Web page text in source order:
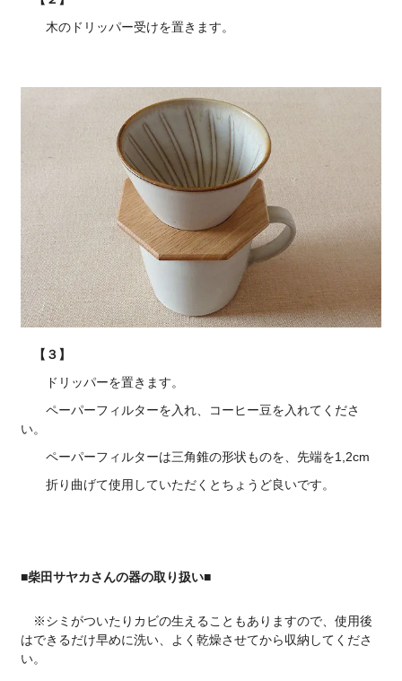
木のドリッパー受けを置きます。
【３】
ドリッパーを置きます。
ペーパーフィルターを入れ、コーヒー豆を入れてくださ
い。
ペーパーフィルターは三角錐の形状ものを、先端を1,2cm
折り曲げて使用していただくとちょうど良いです。
■柴田サヤカさんの器の取り扱い■
※シミがついたりカビの生えることもありますので、使用後
はできるだけ早めに洗い、よく乾燥させてから収納してくださ
い。